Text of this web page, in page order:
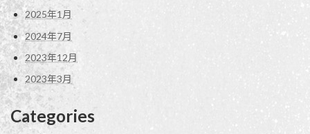
2025年1月
2024年7月
2023年12月
2023年3月
Categories